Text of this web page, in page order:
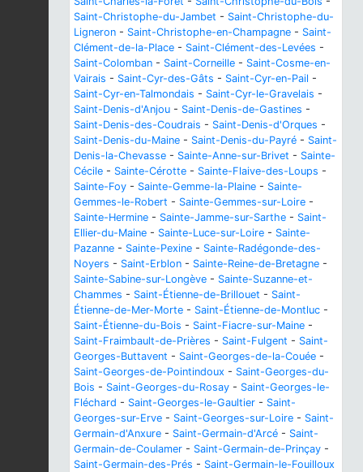
Saint-Christophe-du-Jambet - Saint-Christophe-du-
Ligneron - Saint-Christophe-en-Champagne - Saint-
Clément-de-la-Place - Saint-Clément-des-Levées -
Saint-Colomban - Saint-Corneille - Saint-Cosme-en-
Vairais - Saint-Cyr-des-Gâts - Saint-Cyr-en-Pail -
Saint-Cyr-en-Talmondais - Saint-Cyr-le-Gravelais -
Saint-Denis-d'Anjou - Saint-Denis-de-Gastines -
Saint-Denis-des-Coudrais - Saint-Denis-d'Orques -
Saint-Denis-du-Maine - Saint-Denis-du-Payré - Saint-
Denis-la-Chevasse - Sainte-Anne-sur-Brivet - Sainte-
Cécile - Sainte-Cérotte - Sainte-Flaive-des-Loups -
Sainte-Foy - Sainte-Gemme-la-Plaine - Sainte-
Gemmes-le-Robert - Sainte-Gemmes-sur-Loire -
Sainte-Hermine - Sainte-Jamme-sur-Sarthe - Saint-
Ellier-du-Maine - Sainte-Luce-sur-Loire - Sainte-
Pazanne - Sainte-Pexine - Sainte-Radégonde-des-
Noyers - Saint-Erblon - Sainte-Reine-de-Bretagne -
Sainte-Sabine-sur-Longève - Sainte-Suzanne-et-
Chammes - Saint-Étienne-de-Brillouet - Saint-
Étienne-de-Mer-Morte - Saint-Étienne-de-Montluc -
Saint-Étienne-du-Bois - Saint-Fiacre-sur-Maine -
Saint-Fraimbault-de-Prières - Saint-Fulgent - Saint-
Georges-Buttavent - Saint-Georges-de-la-Couée -
Saint-Georges-de-Pointindoux - Saint-Georges-du-
Bois - Saint-Georges-du-Rosay - Saint-Georges-le-
Fléchard - Saint-Georges-le-Gaultier - Saint-
Georges-sur-Erve - Saint-Georges-sur-Loire - Saint-
Germain-d'Anxure - Saint-Germain-d'Arcé - Saint-
Germain-de-Coulamer - Saint-Germain-de-Prinçay -
Saint-Germain-des-Prés - Saint-Germain-le-Fouilloux